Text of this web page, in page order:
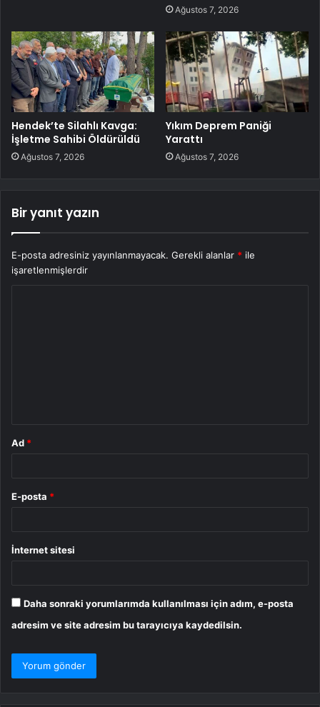
Ağustos 7, 2026
Hendek’te Silahlı Kavga:
İşletme Sahibi Öldürüldü
Ağustos 7, 2026
Yıkım Deprem Paniği
Yarattı
Ağustos 7, 2026
Bir yanıt yazın
E-posta adresiniz yayınlanmayacak. Gerekli alanlar * ile
işaretlenmişlerdir
Ad *
E-posta *
İnternet sitesi
Daha sonraki yorumlarımda kullanılması için adım, e-posta
adresim ve site adresim bu tarayıcıya kaydedilsin.